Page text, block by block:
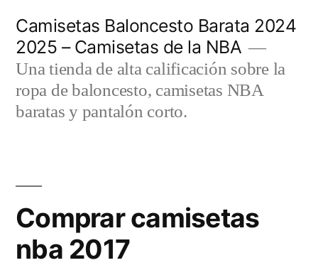
contenido
Camisetas Baloncesto Barata 2024
2025 – Camisetas de la NBA
Una tienda de alta calificación sobre la
ropa de baloncesto, camisetas NBA
baratas y pantalón corto.
Comprar camisetas
nba 2017